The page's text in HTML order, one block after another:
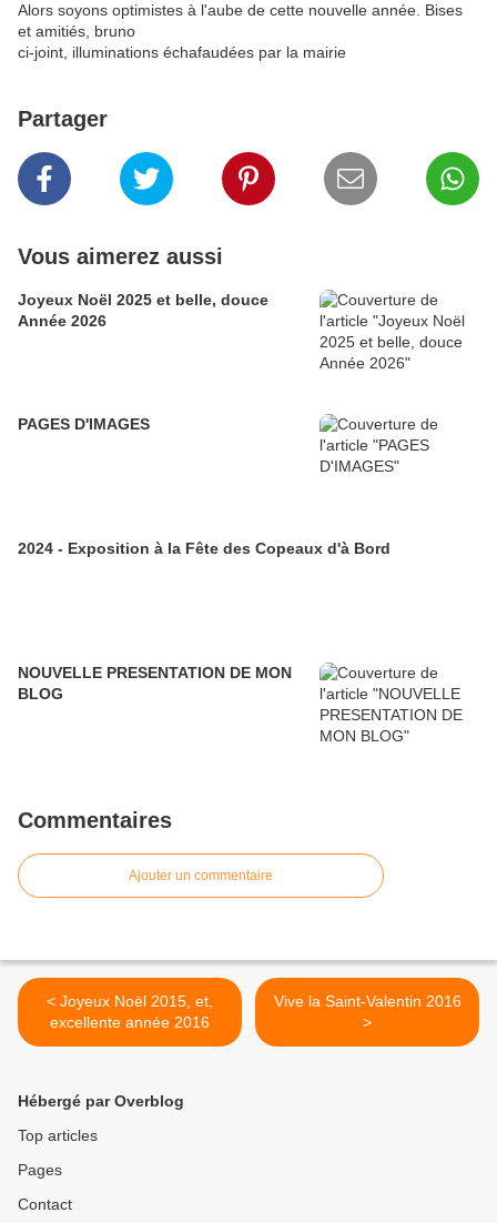
Alors soyons optimistes à l'aube de cette nouvelle année. Bises
et amitiés, bruno
ci-joint, illuminations échafaudées par la mairie
Partager
Vous aimerez aussi
Joyeux Noël 2025 et belle, douce
Année 2026
PAGES D'IMAGES
2024 - Exposition à la Fête des Copeaux d'à Bord
NOUVELLE PRESENTATION DE MON
BLOG
Commentaires
Ajouter un commentaire
< Joyeux Noël 2015, et,
excellente année 2016
Vive la Saint-Valentin 2016
>
Hébergé par Overblog
Top articles
Pages
Contact